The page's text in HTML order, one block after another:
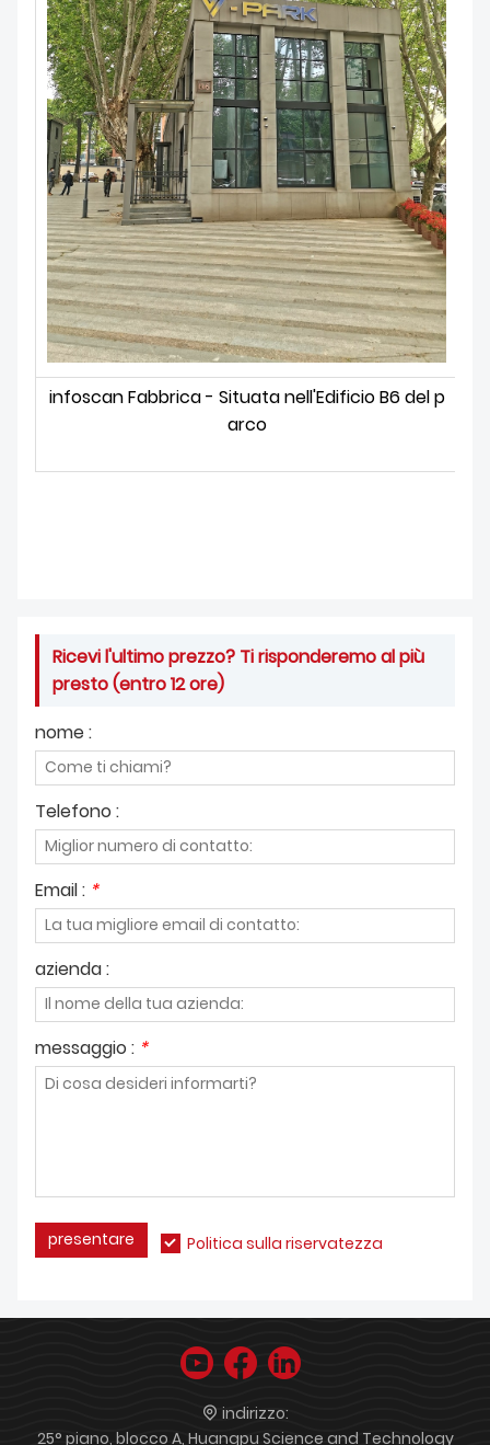
infoscan Fabbrica - Situata nell'Edificio B6 del p
arco
Ricevi l'ultimo prezzo? Ti risponderemo al più
presto (entro 12 ore)
nome :
Telefono :
Email : *
azienda :
messaggio : *
presentare Politica sulla riservatezza
indirizzo:
25° piano, blocco A, Huangpu Science and Technology